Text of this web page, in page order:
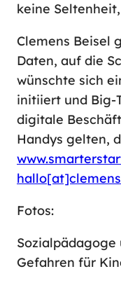
keine
Clemens Beisel
Daten, auf die
wünschte sich
initiiert und Big-
digitale
Handys gelten,
Fotos:
Gefahren für